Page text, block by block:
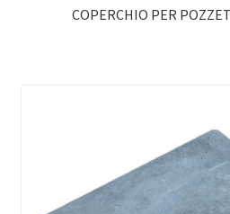
COPERCHIO PER